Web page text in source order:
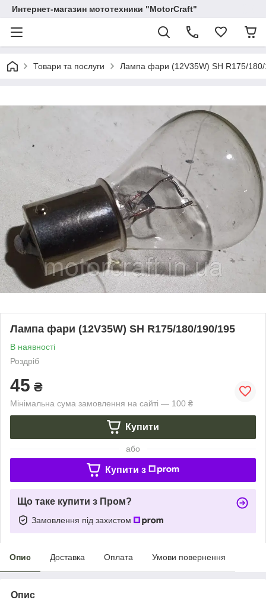
Интернет-магазин мототехники "MotorCraft"
Товари та послуги Лампа фари (12V35W) SH R175/
Лампа фари (12V35W) SH R175/180/190/195
В наявності
Роздріб
45 ₴
Мінімальна сума замовлення на сайті — 100 ₴
Купити
або
Купити з
Що таке купити з Пром?
Замовлення під захистом
Опис Доставка Оплата Умови повернення
Опис